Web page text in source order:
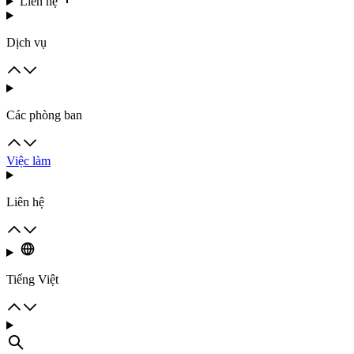
Dịch vụ
Các phòng ban
Việc làm
Liên hệ
Tiếng Việt